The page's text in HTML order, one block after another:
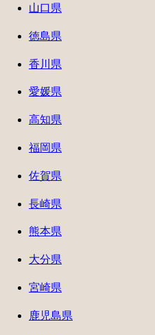
山口県
徳島県
香川県
愛媛県
高知県
福岡県
佐賀県
長崎県
熊本県
大分県
宮崎県
鹿児島県